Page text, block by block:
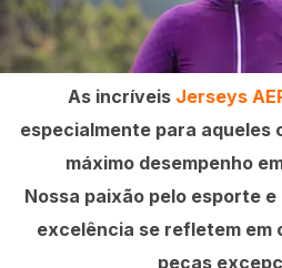
As incríveis Jerseys
especialmente para aqueles
máximo desempenho
Nossa paixão pelo esporte
excelência se refletem em
peças